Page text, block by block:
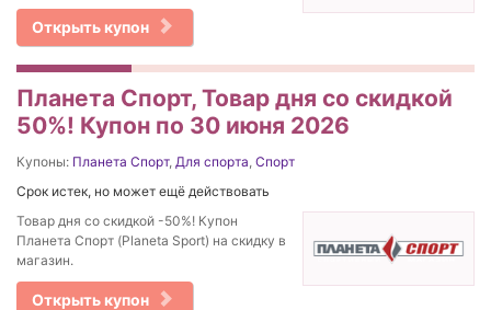
Открыть купон
Планета Спорт, Товар дня со скидкой
50%! Купон по 30 июня 2026
Купоны: Планета Спорт, Для спорта Спорт
Срок истек, но может ещё действовать
Товар дня со скидкой -50%! Купон
Планета Спорт (Planeta Sport) на скидку в
магазин.
Открыть купон